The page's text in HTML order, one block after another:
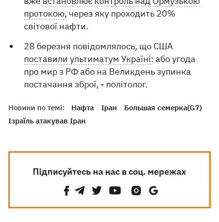
протокою, через яку проходить 20%
світової нафти.
28 березня повідомлялось, що США
поставили ультиматум Україні: або угода
про мир з РФ або на Великдень зупинка
постачання зброї, - політолог.
Новини по темі: Нафта Іран
Большая семерка(G7)
Ізраїль атакував Іран
Підписуйтесь на нас в соц. мережах